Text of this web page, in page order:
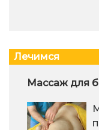
Лечимся
Массаж для